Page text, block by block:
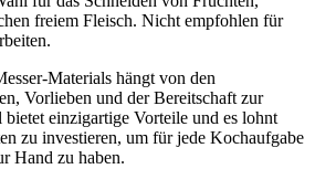
freiem Fleisch. Nicht empfohlen für
Materials hängt von den
Vorlieben und der Bereitschaft zur
bietet einzigartige Vorteile und es lohnt
zu investieren, um für jede Kochaufgabe
Hand zu haben.